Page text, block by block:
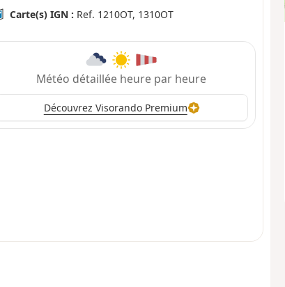
Carte(s) IGN : Ref. 1210OT, 1310OT
Météo détaillée heure par heure
Découvrez Visorando Premium